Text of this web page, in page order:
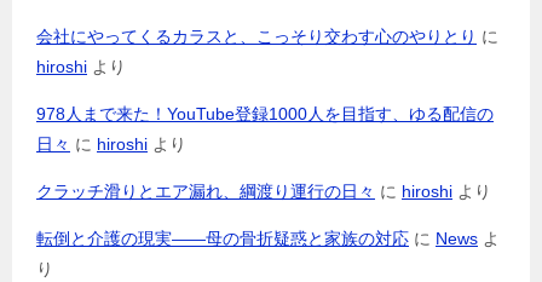
会社にやってくるカラスと、こっそり交わす心のやりとり に
hiroshi より
978人まで来た！YouTube登録1000人を目指す、ゆる配信の
日々 に hiroshi より
クラッチ滑りとエア漏れ、綱渡り運行の日々 に hiroshi より
転倒と介護の現実――母の骨折疑惑と家族の対応 に News よ
り